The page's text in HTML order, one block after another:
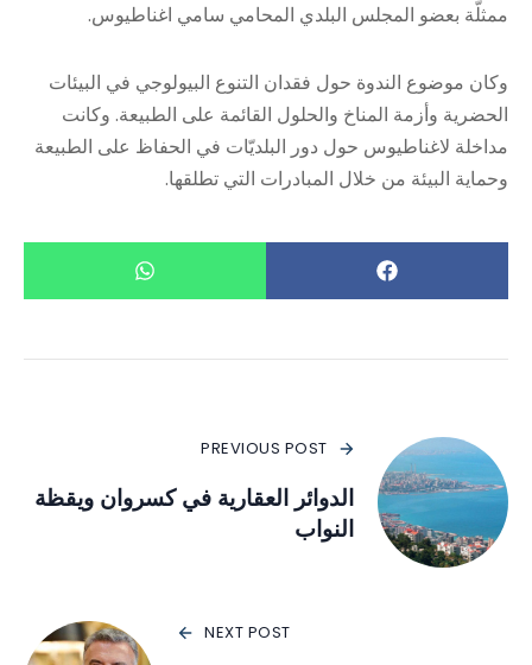
ممثلّة بعضو المجلس البلدي المحامي سامي اغناطيوس.
وكان موضوع الندوة حول فقدان التنوع البيولوجي في البيئات
الحضرية وأزمة المناخ والحلول القائمة على الطبيعة. وكانت
مداخلة لاغناطيوس حول دور البلديّات في الحفاظ على الطبيعة
وحماية البيئة من خلال المبادرات التي تطلقها.
PREVIOUS POST
الدوائر العقارية في كسروان ويقظة
النواب
NEXT POST